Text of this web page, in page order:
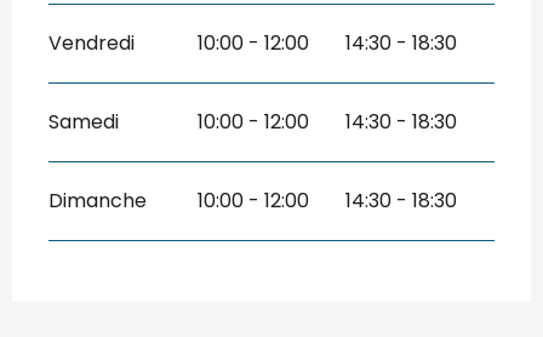
Vendredi 10:00 - 12:00 14:30 - 18:30
Samedi 10:00 - 12:00 14:30 - 18:30
Dimanche 10:00 - 12:00 14:30 - 18:30